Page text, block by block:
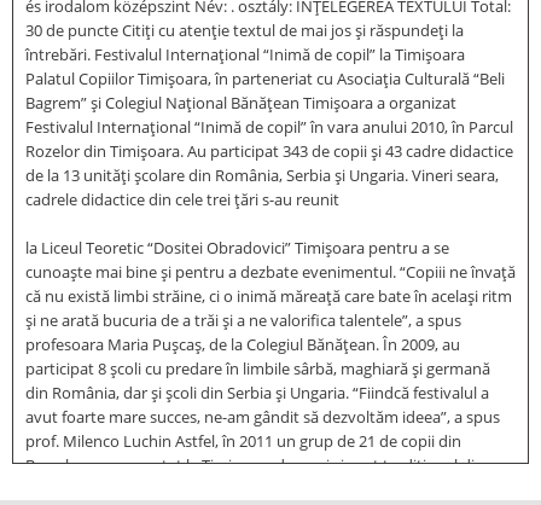
és irodalom középszint Név: . osztály: ÎNŢELEGEREA TEXTULUI Total:
30 de puncte Citiţi cu atenţie textul de mai jos şi răspundeţi la
întrebări. Festivalul Internaţional “Inimă de copil” la Timişoara
Palatul Copiilor Timişoara, în parteneriat cu Asociaţia Culturală “Beli
Bagrem” şi Colegiul Naţional Bănăţean Timişoara a organizat
Festivalul Internaţional “Inimă de copil” în vara anului 2010, în Parcul
Rozelor din Timişoara. Au participat 343 de copii şi 43 cadre didactice
de la 13 unităţi şcolare din România, Serbia şi Ungaria. Vineri seara,
cadrele didactice din cele trei ţări s-au reunit
la Liceul Teoretic “Dositei Obradovici” Timişoara pentru a se
cunoaşte mai bine şi pentru a dezbate evenimentul. “Copiii ne învaţă
că nu există limbi străine, ci o inimă măreaţă care bate în acelaşi ritm
şi ne arată bucuria de a trăi şi a ne valorifica talentele”, a spus
profesoara Maria Puşcaş, de la Colegiul Bănăţean. În 2009, au
participat 8 şcoli cu predare în limbile sârbă, maghiară şi germană
din România, dar şi şcoli din Serbia şi Ungaria. “Fiindcă festivalul a
avut foarte mare succes, ne-am gândit să dezvoltăm ideea”, a spus
prof. Milenco Luchin Astfel, în 2011 un grup de 21 de copii din
Barcelona a prezentat la Timişoara dansuri şi port tradiţional din